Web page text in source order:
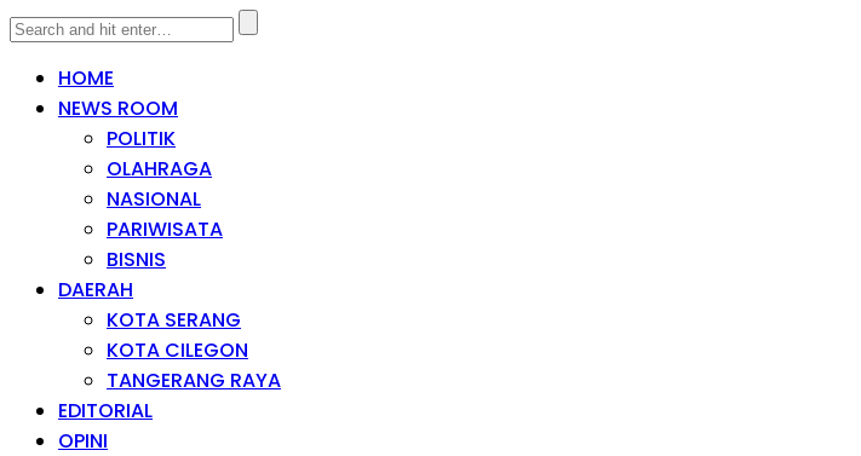
HOME
NEWS ROOM
POLITIK
OLAHRAGA
NASIONAL
PARIWISATA
BISNIS
DAERAH
KOTA SERANG
KOTA CILEGON
TANGERANG RAYA
EDITORIAL
OPINI